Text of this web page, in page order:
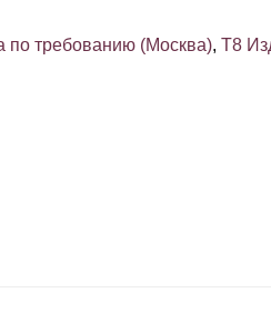
по требованию (Москва), Т8